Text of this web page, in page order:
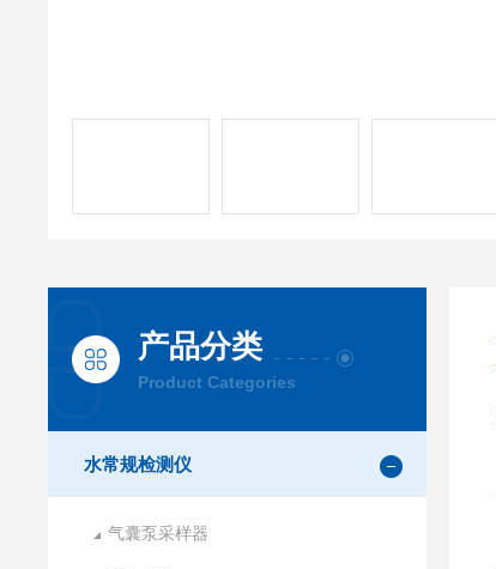
产品分类
Product Categories
水常规检测仪
气囊泵采样器